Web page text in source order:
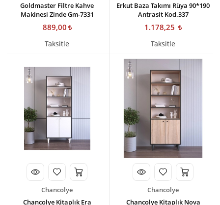
Goldmaster Filtre Kahve
Makinesi Zinde Gm-7331
889,00
Taksitle
Erkut Baza Takımı Rüya 90*190
Antrasit Kod.337
1.178,25
Taksitle
Chancolye
Chancolye Kitaplık Era
Chancolye
Chancolye Kitaplık Nova